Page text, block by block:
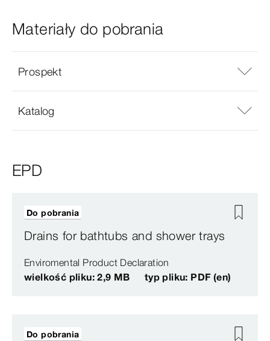
Materiały do pobrania
Prospekt
Katalog
EPD
Drains for bathtubs and shower trays
Enviromental Product Declaration
wielkość pliku: 2,9 MB
typ pliku: PDF (en)
Do pobrania
Do pobrania